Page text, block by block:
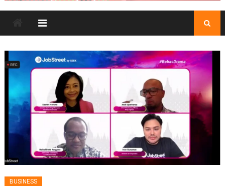
BUSINESS